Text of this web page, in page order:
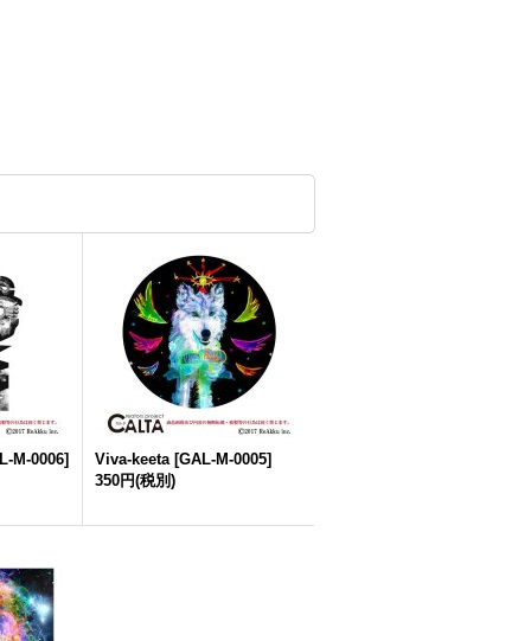
M-0006] Viva-keeta [GAL-M-0005]
350円(税別)